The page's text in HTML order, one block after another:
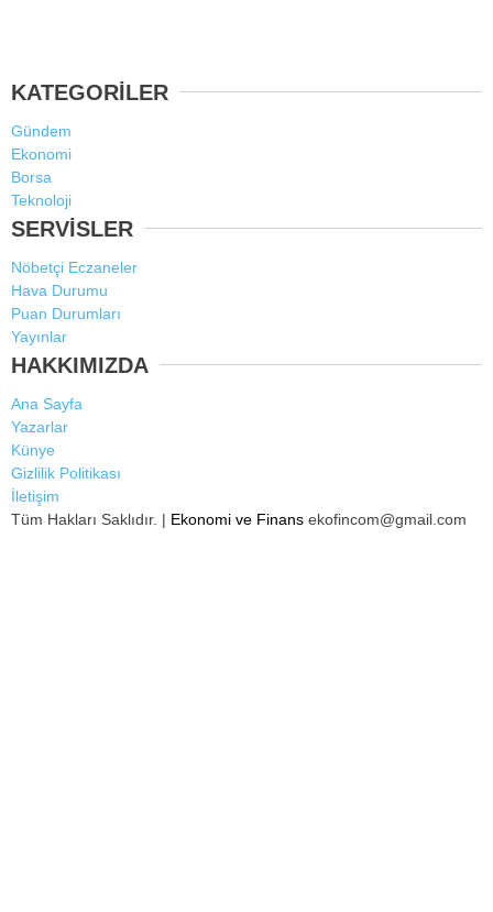
KATEGORİLER
Gündem
Ekonomi
Borsa
Teknoloji
SERVİSLER
Nöbetçi Eczaneler
Hava Durumu
Puan Durumları
Yayınlar
HAKKIMIZDA
Ana Sayfa
Yazarlar
Künye
Gizlilik Politikası
İletişim
Tüm Hakları Saklıdır. | Ekonomi ve Finans ekofincom@gmail.com